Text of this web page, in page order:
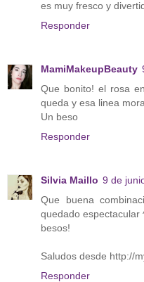
es muy fresco y
Responder
MamiMakeupBeauty
Que bonito! el rosa
queda y esa linea
Un beso
Responder
Silvia Maillo 9 de
Que buena
quedado espectacular
besos!
Saludos desde http://
Responder